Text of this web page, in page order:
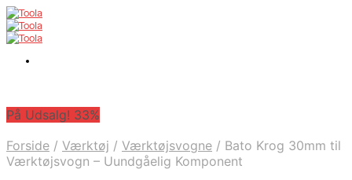
På Udsalg! 33%
Forside / Værktøj / Værktøjsvogne / Bato Krog 30mm til
Værktøjsvogn – Uundgåelig Komponent